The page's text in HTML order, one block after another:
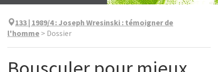
133 | 1989/4: Joseph Wresinski : témoigner de
l'homme > Dossier